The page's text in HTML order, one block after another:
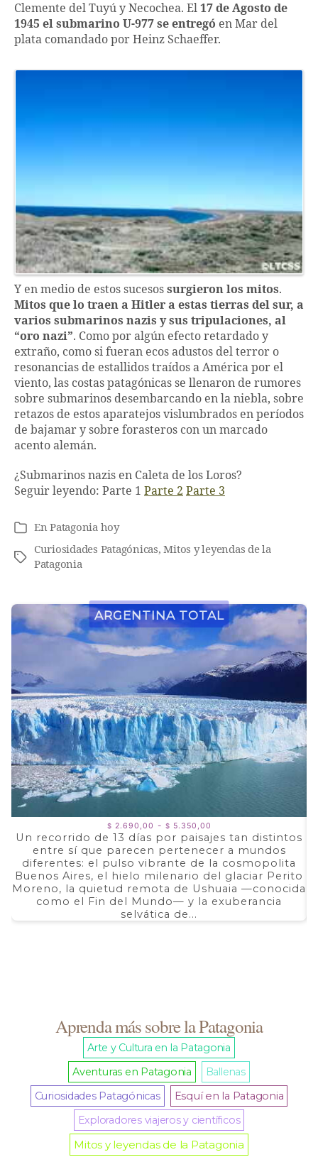
Clemente del Tuyú y Necochea. El 17 de Agosto de
1945 el submarino U-977 se entregó en Mar del
plata comandado por Heinz Schaeffer.
Y en medio de estos sucesos surgieron los mitos.
Mitos que lo traen a Hitler a estas tierras del sur, a
varios submarinos nazis y sus tripulaciones, al
“oro nazi”. Como por algún efecto retardado y
extraño, como si fueran ecos adustos del terror o
resonancias de estallidos traídos a América por el
viento, las costas patagónicas se llenaron de rumores
sobre submarinos desembarcando en la niebla, sobre
retazos de estos aparatejos vislumbrados en períodos
de bajamar y sobre forasteros con un marcado
acento alemán.
¿Submarinos nazis en Caleta de los Loros?
Seguir leyendo: Parte 1 Parte 2 Parte 3
Categorías
EnPatagonia hoy
Etiquetas
Curiosidades Patagónicas,Mitos y leyendas de la
Patagonia
Argentina Total
$ 2.690,00 - $ 5.350,00
de
precios:
desde
$ 2.690,00
hasta
$ 5.350,00
Un recorrido de 13 días por paisajes tan distintos
entre sí que parecen pertenecer a mundos
diferentes: el pulso vibrante de la cosmopolita
Buenos Aires, el hielo milenario del glaciar Perito
Moreno, la quietud remota de Ushuaia —conocida
como el Fin del Mundo— y la exuberancia
selvática de...
Aprenda más sobre la Patagonia
Arte y Cultura en la Patagonia
Aventuras en Patagonia
Ballenas
Curiosidades Patagónicas
Esquí en la Patagonia
Exploradores viajeros y científicos
Mitos y leyendas de la Patagonia